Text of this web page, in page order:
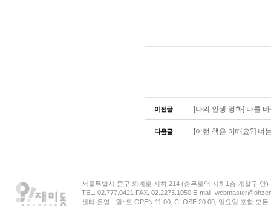
이전글 [나의 인생 영화] 나를
다음글 [이런 책은 어때요?] 너
서울특별시 중구 퇴계로 지하 214 (충무로역 지하1층 개찰구 안
TEL. 02.777.0421 FAX. 02.2273.1050 E-mail.
센터 운영 : 월~토 OPEN 11:00, CLOSE 20:00, 일요일 포함 모